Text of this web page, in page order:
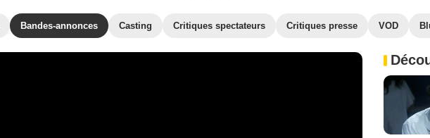
Bandes-annonces Casting Critiques spectateurs Critiques presse VOD